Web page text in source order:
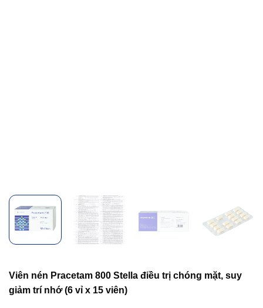
Viên nén Pracetam 800 Stella điều trị chóng mặt, suy
giảm trí nhớ (6 vỉ x 15 viên)